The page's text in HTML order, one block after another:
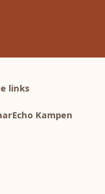
links
Echo Kampen